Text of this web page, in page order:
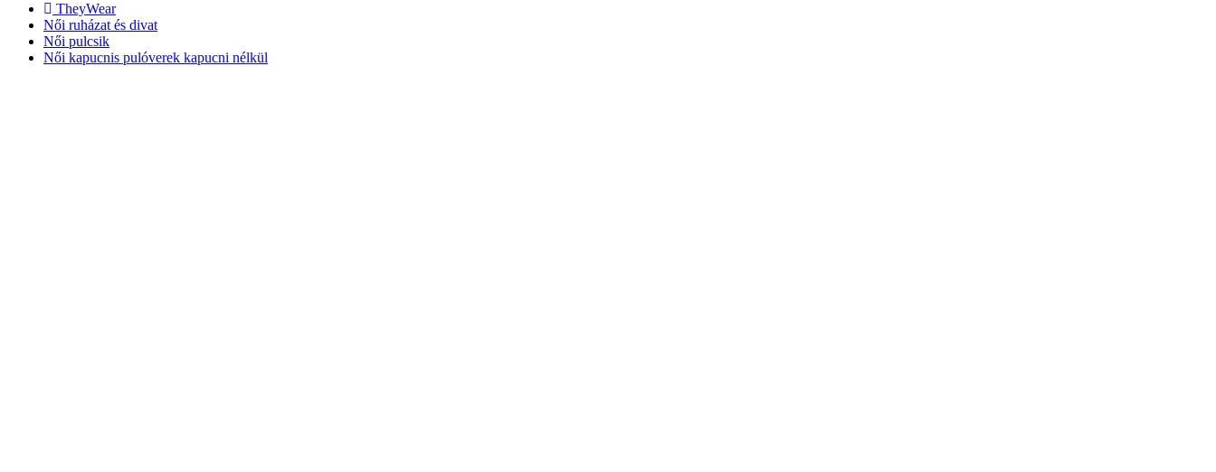
TheyWear
Női ruházat és divat
Női pulcsik
Női kapucnis pulóverek kapucni nélkül